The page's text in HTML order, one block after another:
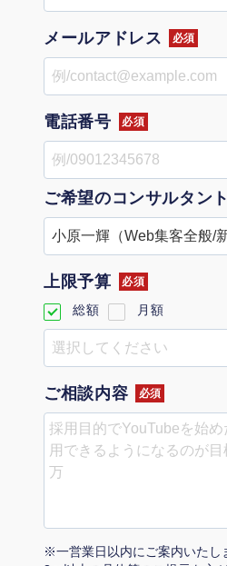
クレーム窓口
営業改善特化の動画制作『動画
ん』
定額LINE運用代行『LINEマキト
1本無料で記事を制作『SEOト
定額制LP制作・改善『最強LP』
採用YouTubeチャンネル構築『
料金表動画編集
エンジニア
広告運用
YouTubeディレクター
会社概要・役員紹介
ミッション・ビジョン・バリュー
代表メッセージ（岩野圭佑）
取締役メッセージ（株本祐己）
業務委託
認定パートナー
動画ディレクター
営業
インターン
正社員
カスタマーサクセスマネージャー
メールアドレス 必須
電話番号 必須
ご希望のコンサルタント
上限予算 必須
総額 月額
ご相談内容 必須
※一営業日以内にご案内いたし